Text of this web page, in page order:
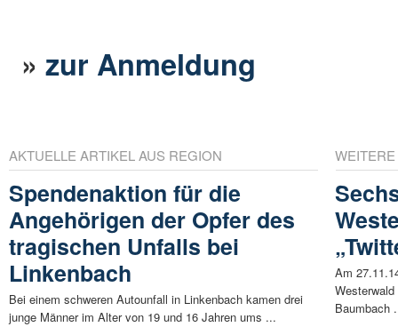
»zur Anmeldung
AKTUELLE ARTIKEL AUS REGION
Spendenaktion für die
Angehörigen der Opfer des
tragischen Unfalls bei
Linkenbach
Bei einem schweren Autounfall in Linkenbach kamen drei
junge Männer im Alter von 19 und 16 Jahren ums ...
Am
Baumbach